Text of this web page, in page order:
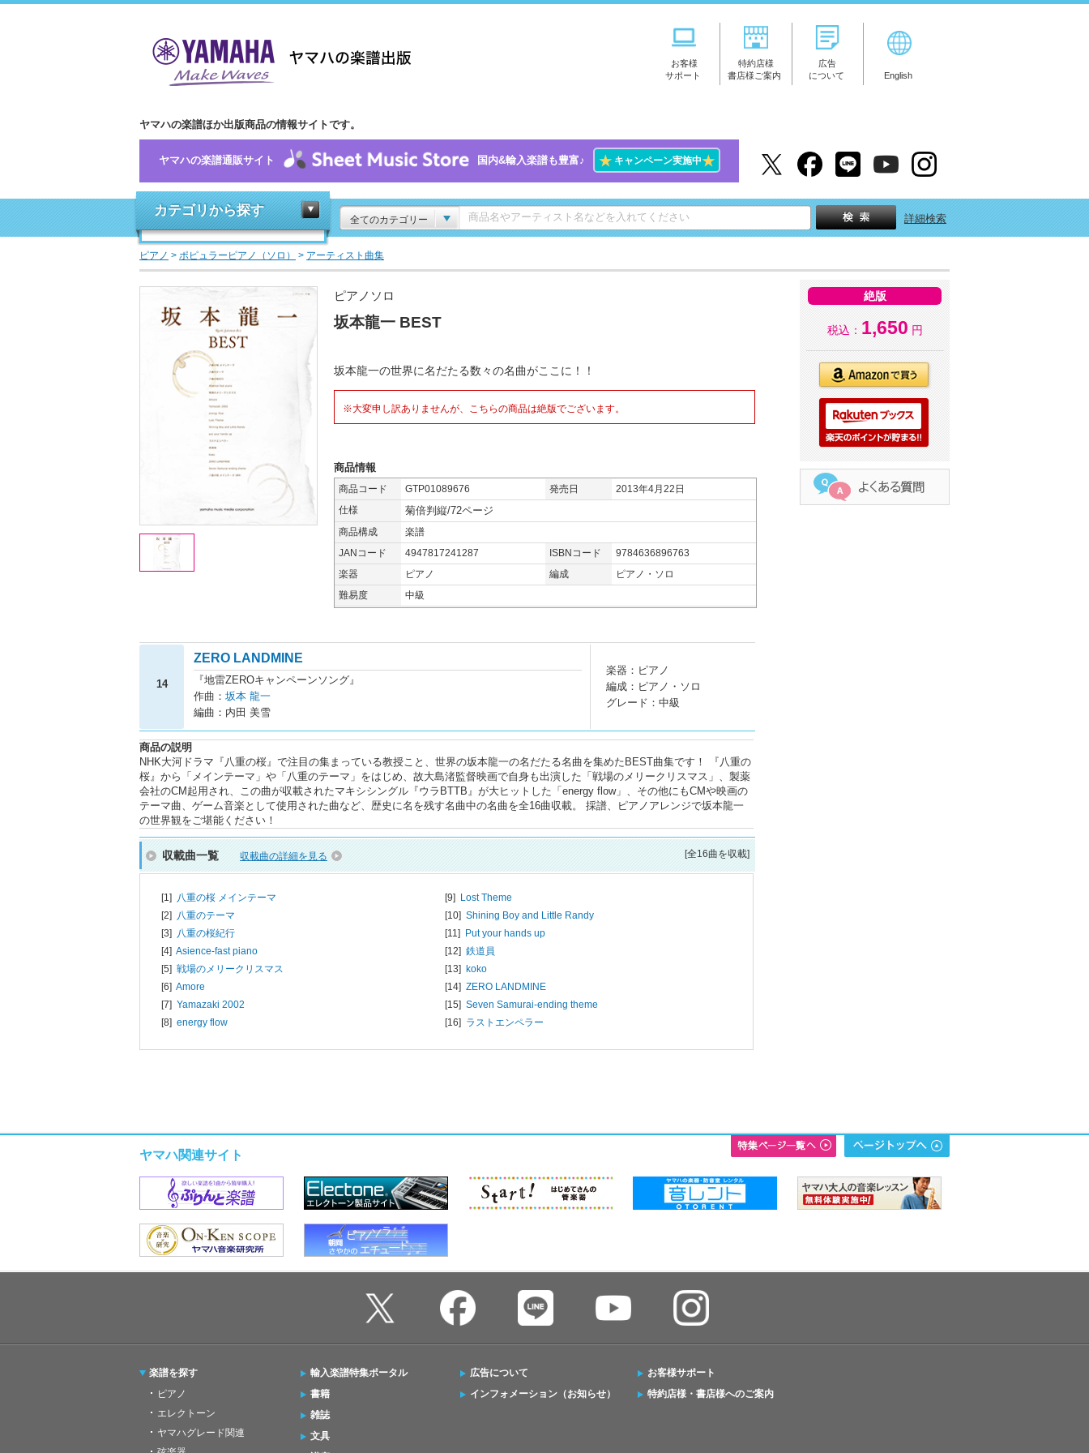
お客様
サポート
特約店様
書店様ご案内
広告
について
English
ヤマハの楽譜ほか出版商品の情報サイトです。
ヤマハの楽譜通販サイト 国内&輸入楽譜も豊富♪ ★キャンペーン実施中★
カテゴリから探す
全てのカテゴリー 詳細検索
ピアノ > ポピュラーピアノ（ソロ） > アーティスト曲集
ピアノソロ
坂本龍一 BEST
坂本龍一の世界に名だたる数々の名曲がここに！！
※大変申し訳ありませんが、こちらの商品は絶版でございます。
商品情報
商品コード GTP01089676 発売日
2013年4月22日
仕様
菊倍判縦/72ページ
商品構成
楽譜
JANコード
4947817241287 ISBNコード
9784636896763
楽器
ピアノ 編成
ピアノ・ソロ
難易度
中級
14
ZERO LANDMINE
『地雷ZEROキャンペーンソング』
作曲： 坂本 龍一
編曲：内田 美雪
楽器：ピアノ
編成：ピアノ・ソロ
グレード：中級
商品の説明
NHK大河ドラマ『八重の桜』で注目の集まっている教授こと、世界の坂本龍一の名だたる名曲を集めたBEST曲集です！ 『八重の
桜』から「メインテーマ」や「八重のテーマ」をはじめ、故大島渚監督映画で自身も出演した「戦場のメリークリスマス」、製薬
会社のCM起用され、この曲が収載されたマキシシングル『ウラBTTB』が大ヒットした「energy flow」、その他にもCMや映画の
テーマ曲、ゲーム音楽として使用された曲など、歴史に名を残す名曲中の名曲を全16曲収載。 採譜、ピアノアレンジで坂本龍一
の世界観をご堪能ください！
収載曲一覧 収載曲の詳細を見る [全16曲を収載]
[1] 八重の桜 メインテーマ
[2] 八重のテーマ
[3] 八重の桜紀行
[4] Asience-fast piano
[5] 戦場のメリークリスマス
[6] Amore
[7] Yamazaki 2002
[8] energy flow
[9] Lost Theme
[10] Shining Boy and Little Randy
[11] Put your hands up
[12] 鉄道員
[13] koko
[14] ZERO LANDMINE
[15] Seven Samurai-ending theme
[16] ラストエンペラー
絶版
税込： 1,650 円
ヤマハ関連サイト
楽譜を探す
ピアノ
エレクトーン
ヤマハグレード関連
輸入楽譜特集ポータル
書籍
雑誌
文具
広告について
インフォメーション（お知らせ）
お客様サポート
特約店様・書店様へのご案内